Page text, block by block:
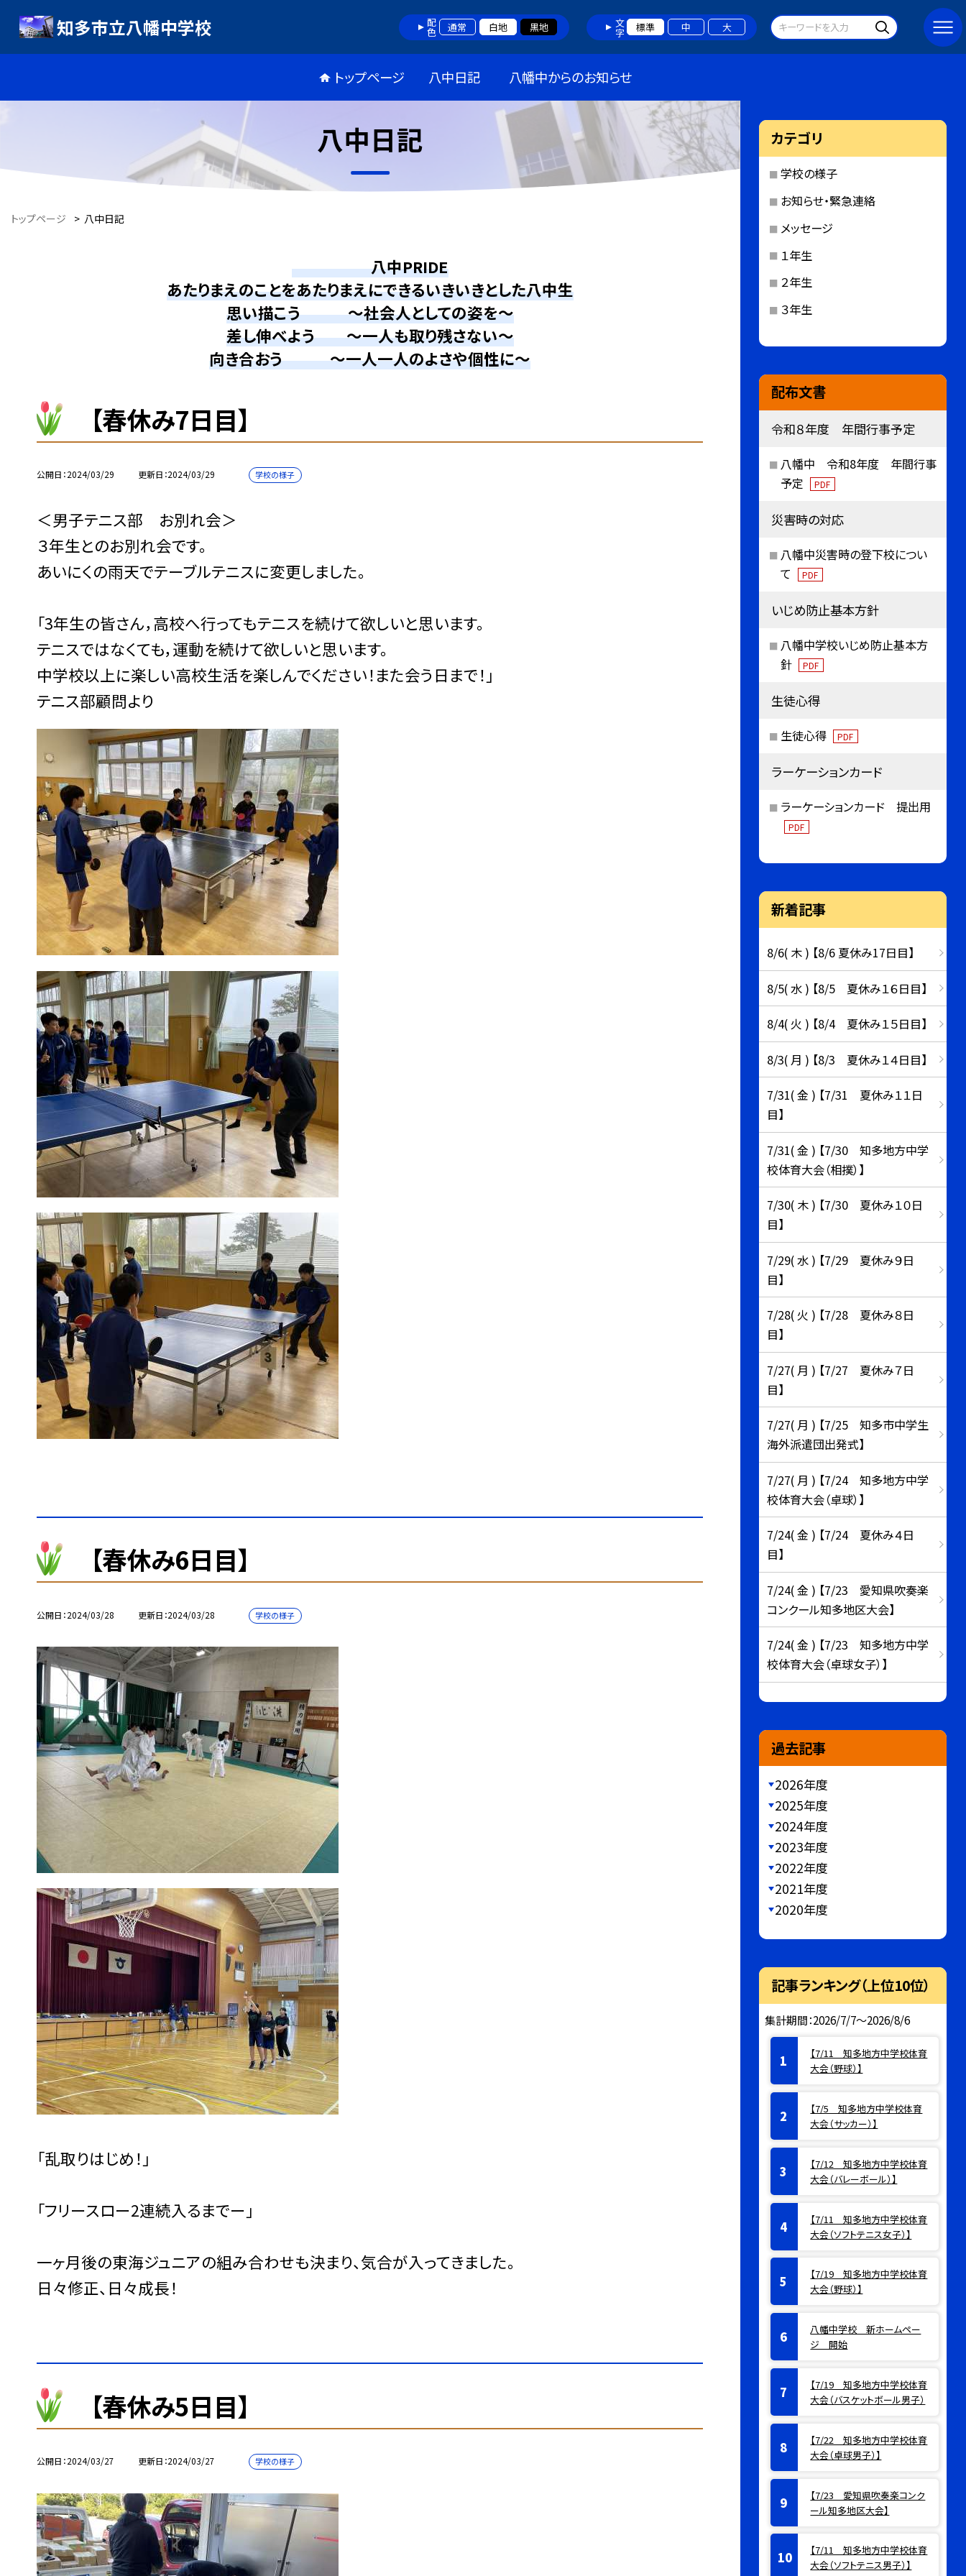
知多市立八幡中学校 配色 通常 白地 黒地 文字 標準 中 大
トップページ 八中日記 八幡中からのお知らせ
八中日記
トップページ > 八中日記
八中PRIDE
あたりまえのことをあたりまえにできるいきいきとした八中生
思い描こう ～社会人としての姿を～
差し伸べよう ～一人も取り残さない～
向き合おう ～一人一人のよさや個性に～
【春休み7日目】
公開日 2024/03/29 更新日 2024/03/29 学校の様子
＜男子テニス部 お別れ会＞
３年生とのお別れ会です。
あいにくの雨天でテーブルテニスに変更しました。
「3年生の皆さん，高校へ行ってもテニスを続けて欲しいと思います。
テニスではなくても，運動を続けて欲しいと思います。
中学校以上に楽しい高校生活を楽しんでください！また会う日まで！」
テニス部顧問より
【春休み6日目】
公開日 2024/03/28 更新日 2024/03/28 学校の様子
「乱取りはじめ！」
「フリースロー2連続入るまでー」
一ヶ月後の東海ジュニアの組み合わせも決まり、気合が入ってきました。
日々修正、日々成長！
【春休み5日目】
公開日 2024/03/27 更新日 2024/03/27 学校の様子
カテゴリ
学校の様子
お知らせ・緊急連絡
メッセージ
１年生
２年生
３年生
配布文書
令和８年度 年間行事予定
八幡中 令和8年度 年間行事
予定
PDF
災害時の対応
八幡中災害時の登下校につい
て
PDF
いじめ防止基本方針
八幡中学校いじめ防止基本方
針
PDF
生徒心得
生徒心得 PDF
ラーケーションカード
ラーケーションカード 提出用
PDF
新着記事
8/6( 木 ) 【8/6 夏休み17日目】
8/5( 水 ) 【8/5 夏休み１６日目】
8/4( 火 ) 【8/4 夏休み１５日目】
8/3( 月 ) 【8/3 夏休み１４日目】
7/31( 金 ) 【7/31 夏休み１１日
目】
7/31( 金 ) 【7/30 知多地方中学
校体育大会（相撲）】
7/30( 木 ) 【7/30 夏休み１０日
目】
7/29( 水 ) 【7/29 夏休み９日
目】
7/28( 火 ) 【7/28 夏休み８日
目】
7/27( 月 ) 【7/27 夏休み７日
目】
7/27( 月 ) 【7/25 知多市中学生
海外派遣団出発式】
7/27( 月 ) 【7/24 知多地方中学
校体育大会（卓球）】
7/24( 金 ) 【7/24 夏休み４日
目】
7/24( 金 ) 【7/23 愛知県吹奏楽
コンクール知多地区大会】
7/24( 金 ) 【7/23 知多地方中学
校体育大会（卓球女子）】
過去記事
2026年度
2025年度
2024年度
2023年度
2022年度
2021年度
2020年度
記事ランキング（上位10位）
集計期間：2026/7/7～2026/8/6
【7/11 知多地方中学校体育
大会（野球）】
【7/5 知多地方中学校体育
大会（サッカー）】
【7/12 知多地方中学校体育
大会（バレーボール）】
【7/11 知多地方中学校体育
大会（ソフトテニス女子）】
【7/19 知多地方中学校体育
大会（野球）】
八幡中学校 新ホームペー
ジ 開始
【7/19 知多地方中学校体育
大会（バスケットボール男子）
【7/22 知多地方中学校体育
大会（卓球男子）】
【7/23 愛知県吹奏楽コンク
ール知多地区大会】
【7/11 知多地方中学校体育
大会（ソフトテニス男子）】